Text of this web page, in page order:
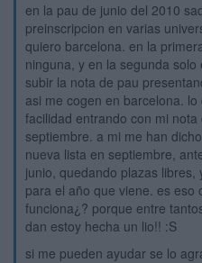
en la pau de junio del 2010
preinscripcion en varias
quiero barcelona. en la
ninguna, y en la segunda
subir la nota de pau
asi me cogen en barcelona.
facilidad entrando con mi
septiembre. a mi me han
nueva lista en septiembre,
junio, quedando plazas
para el año que viene. es eso
funciona¿? porque entre
dan estoy hecha un lio!! :S
si me pueden ayudar se lo